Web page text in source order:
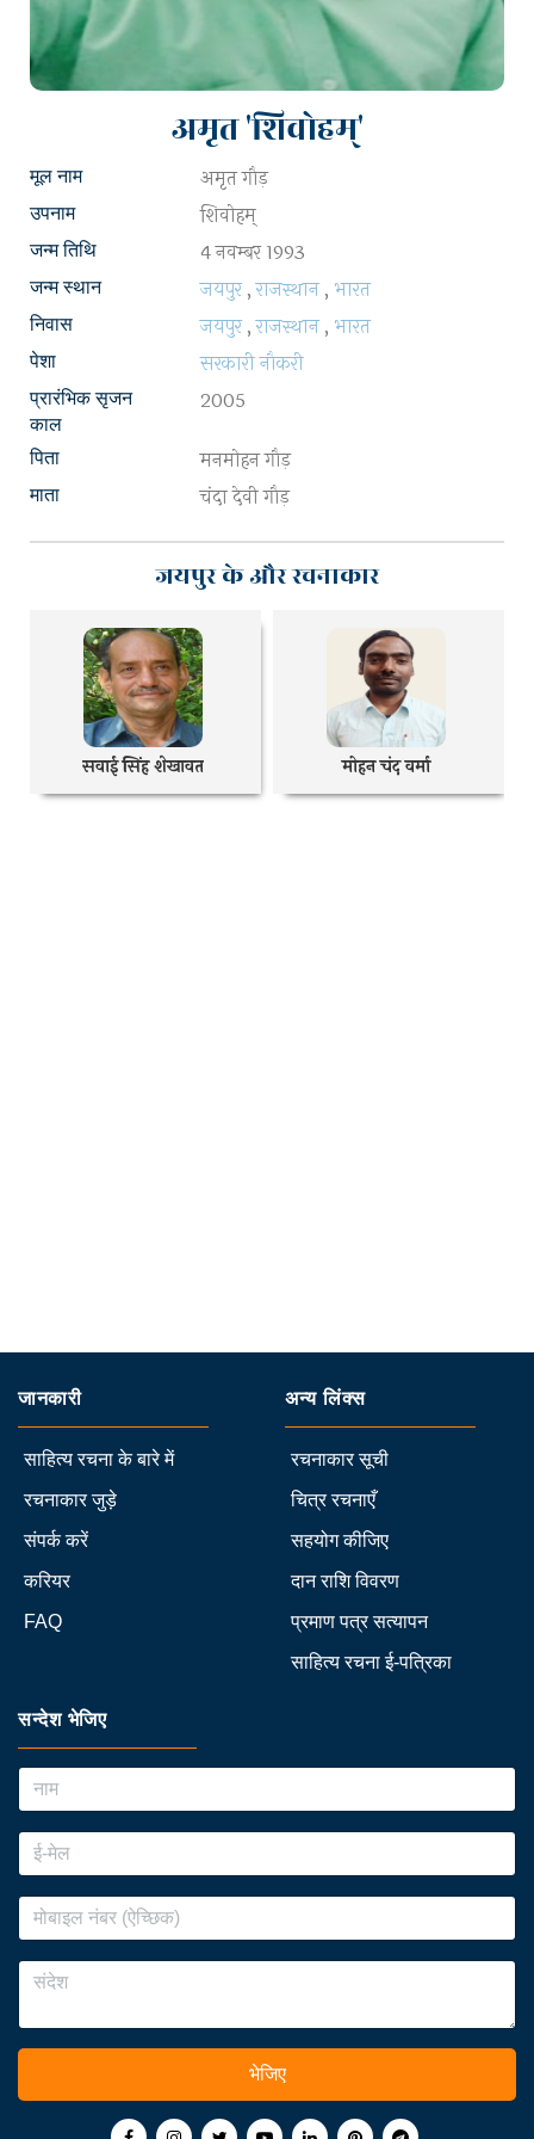
अमृत 'शिवोहम्'
मूल नाम अमृत गौड़
उपनाम शिवोहम्
जन्म तिथि 4 नवम्बर 1993
जन्म स्थान जयपुर ,राजस्थान , भारत
निवास जयपुर ,राजस्थान , भारत
पेशा सरकारी नौकरी
प्रारंभिक सृजन
काल
2005
पिता मनमोहन गौड़
माता चंदा देवी गौड़
जयपुर के और रचनाकार
सवाई सिंह शेखावत मोहन चंद वर्मा
जानकारी
साहित्य रचना के बारे में
रचनाकार जुड़े
संपर्क करें
करियर
FAQ
अन्य लिंक्स
रचनाकार सूची
चित्र रचनाएँ
सहयोग कीजिए
दान राशि विवरण
प्रमाण पत्र सत्यापन
साहित्य रचना ई-पत्रिका
सन्देश भेजिए
भेजिए